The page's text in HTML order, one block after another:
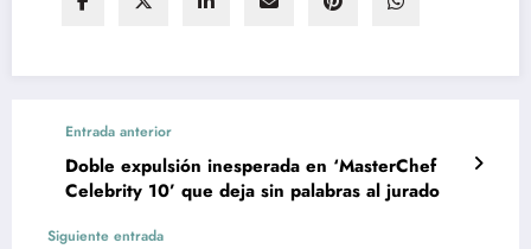
Entrada anterior
Doble expulsión inesperada en ‘MasterChef
Celebrity 10’ que deja sin palabras al jurado
Siguiente entrada